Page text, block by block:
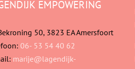
EMPOWERING
50, 3823 EA Amersfoort
06- 53 54 40 62
marije@lagendijk-